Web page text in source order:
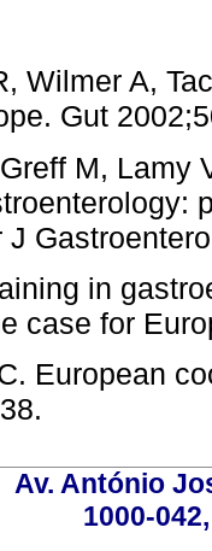
Wilmer A,
Gut
M, Lamy
J
in
case for
European
Av. António
1000-